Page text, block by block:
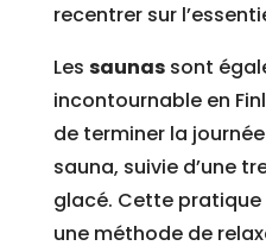
recentrer sur
Les saunassont
incontournable en
de terminer la
sauna, suivie d’une
glacé. Cette pratique
une méthode de